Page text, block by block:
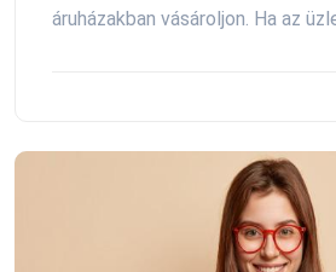
áruházakban vásároljon. Ha az